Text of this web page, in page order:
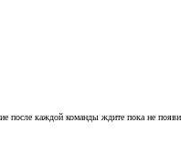
после каждой команды ждите пока не